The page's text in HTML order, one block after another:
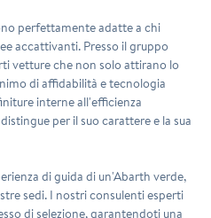
perfettamente adatte a chi
accattivanti. Presso il gruppo
vetture che non solo attirano lo
di affidabilità e tecnologia
interne all'efficienza
per il suo carattere e la sua
di guida di un'Abarth verde,
sedi. I nostri consulenti esperti
di selezione, garantendoti una